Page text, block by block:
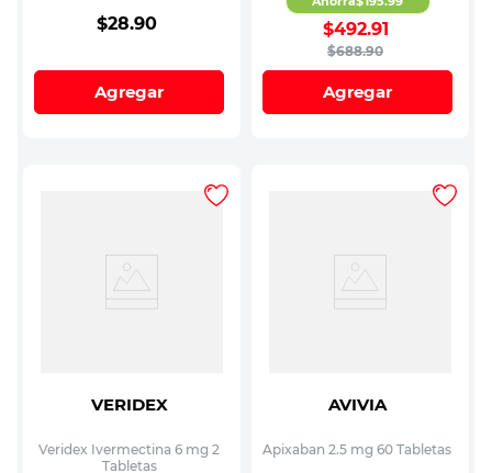
$28.90
Agregar
$688.90
$492.91
Agregar
VERIDEX
Veridex Ivermectina 6 mg 2
Tabletas
AVIVIA
Apixaban 2.5 mg 60 Tabletas